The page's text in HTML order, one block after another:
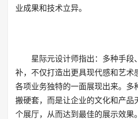
业成果和技术立异。
星际元设计师指出：多种手段
补，不仅打造出更具现代感和艺术
各项业务独特的一面展现出来。多
搬硬套，而是让企业的文化和产品
个展厅，从而达到最佳的展示效果。